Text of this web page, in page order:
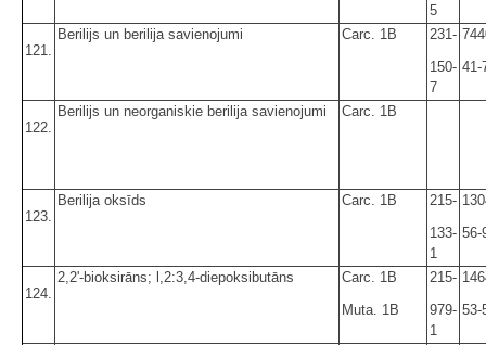
5
121.
Berilijs un berilija savienojumi Carc. 1B
231-
150-
7
41-
122.
Berilijs un neorganiskie berilija savienojumi Carc. 1B
123.
Berilija oksīds Carc. 1B
215-
133-
1
56-
124.
2,2'-bioksirāns; l,2:3,4-diepoksibutāns
Carc. 1B
Muta. 1B
215-
979-
1
53-